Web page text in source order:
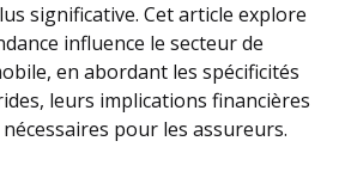
significative. Cet article explore
influence le secteur de
en abordant les spécificités
leurs implications financières
pour les assureurs.